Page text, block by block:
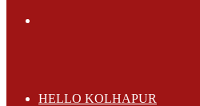
HELLO KOLHAPUR